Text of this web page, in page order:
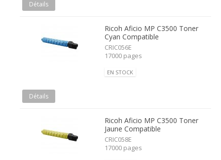
Détails
Ricoh Aficio MP C3500 Toner
Cyan Compatible
CRIC056E
17000 pages
EN STOCK
Détails
Ricoh Aficio MP C3500 Toner
Jaune Compatible
CRIC058E
17000 pages